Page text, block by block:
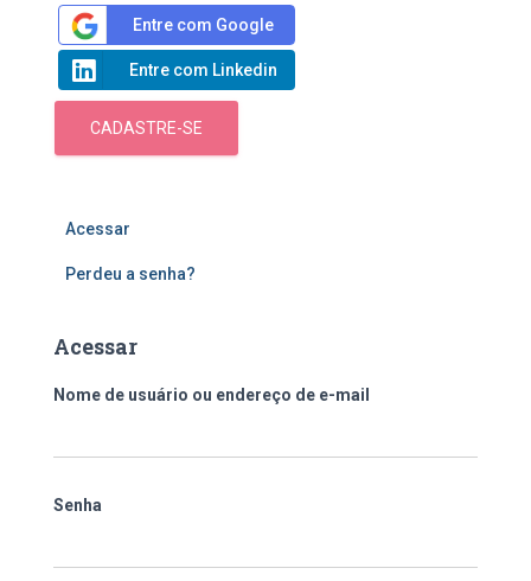
Entre com Google
Entre com Linkedin
CADASTRE-SE
Acessar
Perdeu a senha?
Acessar
Nome de usuário ou endereço de e-mail
Senha